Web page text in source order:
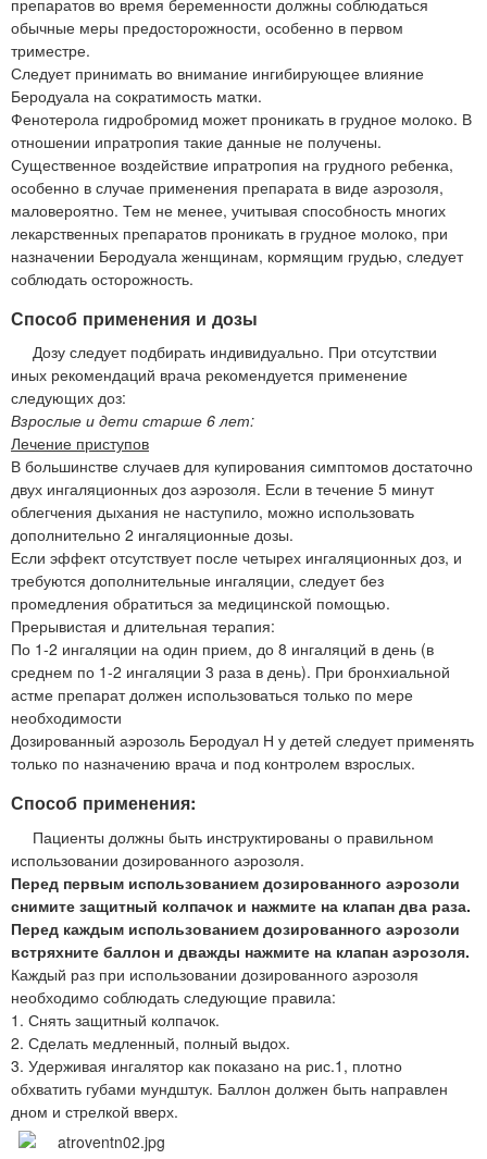
препаратов во время беременности должны соблюдаться
обычные меры предосторожности, особенно в первом
триместре.
Следует принимать во внимание ингибирующее влияние
Беродуала на сократимость матки.
Фенотерола гидробромид может проникать в грудное молоко. В
отношении ипратропия такие данные не получены.
Существенное воздействие ипратропия на грудного ребенка,
особенно в случае применения препарата в виде аэрозоля,
маловероятно. Тем не менее, учитывая способность многих
лекарственных препаратов проникать в грудное молоко, при
назначении Беродуала женщинам, кормящим грудью, следует
соблюдать осторожность.
Способ применения и дозы
Дозу следует подбирать индивидуально. При отсутствии
иных рекомендаций врача рекомендуется применение
следующих доз:
Взрослые и дети старше 6 лет:
Лечение приступов
В большинстве случаев для купирования симптомов достаточно
двух ингаляционных доз аэрозоля. Если в течение 5 минут
облегчения дыхания не наступило, можно использовать
дополнительно 2 ингаляционные дозы.
Если эффект отсутствует после четырех ингаляционных доз, и
требуются дополнительные ингаляции, следует без
промедления обратиться за медицинской помощью.
Прерывистая и длительная терапия:
По 1-2 ингаляции на один прием, до 8 ингаляций в день (в
среднем по 1-2 ингаляции 3 раза в день). При бронхиальной
астме препарат должен использоваться только по мере
необходимости
Дозированный аэрозоль Беродуал Н у детей следует применять
только по назначению врача и под контролем взрослых.
Способ применения:
Пациенты должны быть инструктированы о правильном
использовании дозированного аэрозоля.
Перед первым использованием дозированного аэрозоли
снимите защитный колпачок и нажмите на клапан два раза.
Перед каждым использованием дозированного аэрозоли
встряхните баллон и дважды нажмите на клапан аэрозоля.
Каждый раз при использовании дозированного аэрозоля
необходимо соблюдать следующие правила:
1. Снять защитный колпачок.
2. Сделать медленный, полный выдох.
3. Удерживая ингалятор как показано на рис.1, плотно
обхватить губами мундштук. Баллон должен быть направлен
дном и стрелкой вверх.